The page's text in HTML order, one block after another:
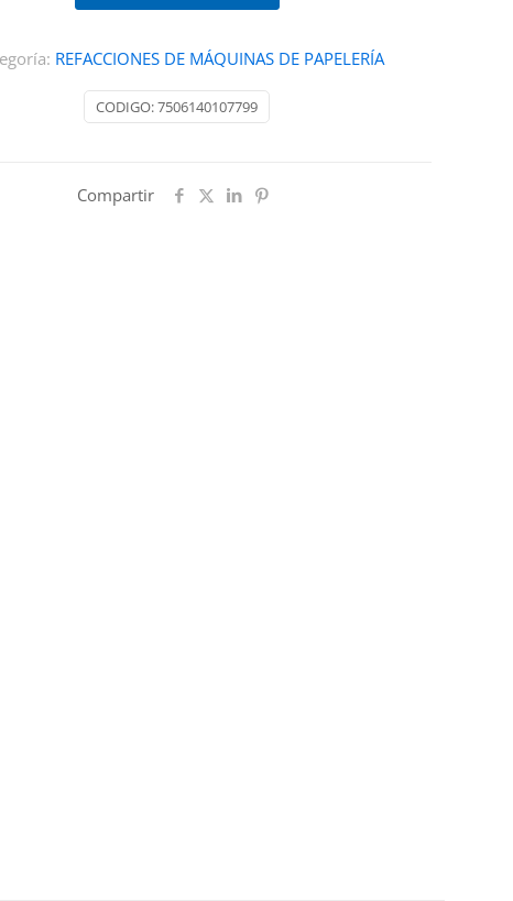
CODIGO:7506140107799
REFACCIONES DE MÁQUINAS DE PAPELERÍA
Compartir